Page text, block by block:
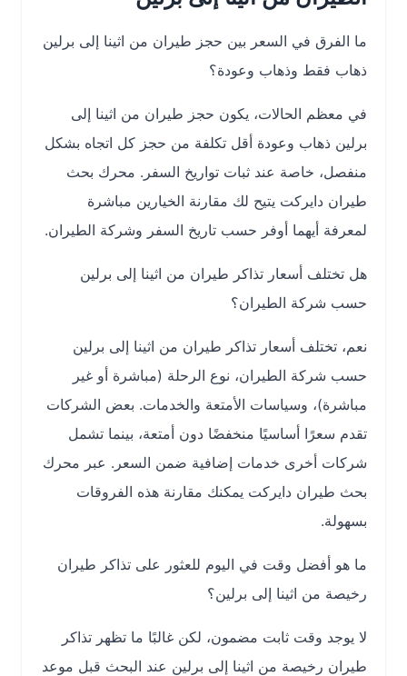
ما الفرق في السعر بين حجز طيران من اثينا إلى برلين
ذهاب فقط وذهاب وعودة؟
في معظم الحالات، يكون حجز طيران من اثينا إلى
برلين ذهاب وعودة أقل تكلفة من حجز كل اتجاه بشكل
منفصل، خاصة عند ثبات تواريخ السفر. محرك بحث
طيران دايركت يتيح لك مقارنة الخيارين مباشرة
لمعرفة أيهما أوفر حسب تاريخ السفر وشركة الطيران.
هل تختلف أسعار تذاكر طيران من اثينا إلى برلين
حسب شركة الطيران؟
نعم، تختلف أسعار تذاكر طيران من اثينا إلى برلين
حسب شركة الطيران، نوع الرحلة (مباشرة أو غير
مباشرة)، وسياسات الأمتعة والخدمات. بعض الشركات
تقدم سعرًا أساسيًا منخفضًا دون أمتعة، بينما تشمل
شركات أخرى خدمات إضافية ضمن السعر. عبر محرك
بحث طيران دايركت يمكنك مقارنة هذه الفروقات
بسهولة.
ما هو أفضل وقت في اليوم للعثور على تذاكر طيران
رخيصة من اثينا إلى برلين؟
لا يوجد وقت ثابت مضمون، لكن غالبًا ما تظهر تذاكر
طيران رخيصة من اثينا إلى برلين عند البحث قبل موعد